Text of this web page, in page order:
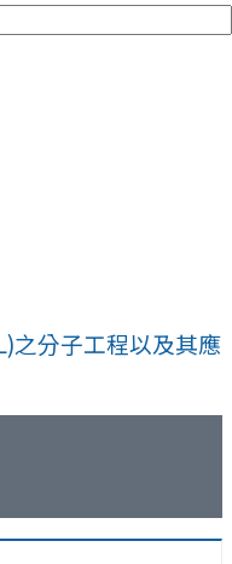
之分子工程以及其應